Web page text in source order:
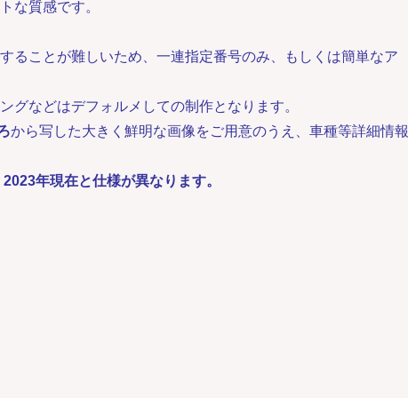
な質感です。
ることが難しいため、一連指定番号のみ、もしくは簡単なア
などはデフォルメしての制作となります。
から写した大きく鮮明な画像をご用意のうえ、車種等詳細情報
年現在と仕様が異なります。